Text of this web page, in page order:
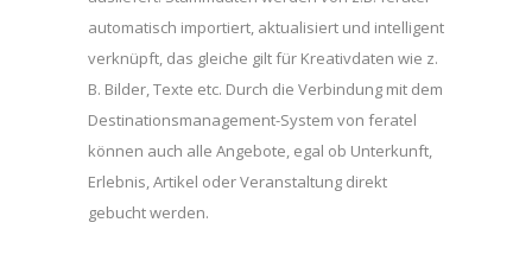
automatisch importiert, aktualisiert und intelligent
verknüpft, das gleiche gilt für Kreativdaten wie z.
B. Bilder, Texte etc. Durch die Verbindung mit dem
Destinationsmanagement-System von feratel
können auch alle Angebote, egal ob Unterkunft,
Erlebnis, Artikel oder Veranstaltung direkt
gebucht werden.